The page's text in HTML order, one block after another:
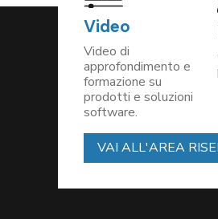
Video
Video di
approfondimento e
formazione su
prodotti e soluzioni
software.
VAI ALL'AREA